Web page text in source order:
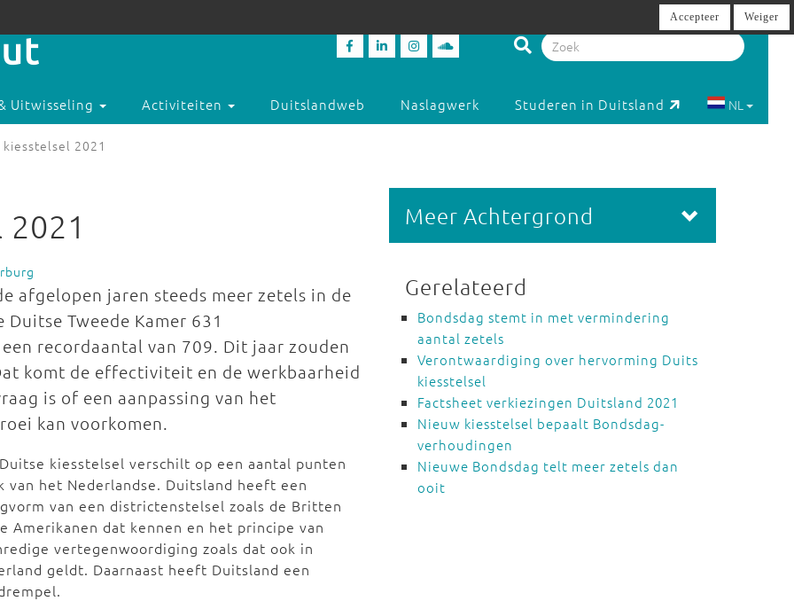
Uitwisseling Activiteiten Duitslandweb Naslagwerk Studeren in Duitsland NL
2021
afgelopen jaren steeds meer zetels in de
Tweede Kamer 631
recordaantal van 709. Dit jaar zouden
komt de effectiviteit en de werkbaarheid
is of een aanpassing van het
kan voorkomen.
kiesstelsel verschilt op een aantal punten
van het Nederlandse. Duitsland heeft een
van een districtenstelsel zoals de Britten
Amerikanen dat kennen en het principe van
vertegenwoordiging zoals dat ook in
geldt. Daarnaast heeft Duitsland een
Meer Achtergrond
Gerelateerd
Bondsdag stemt in met vermindering
aantal zetels
Verontwaardiging over hervorming Duits
kiesstelsel
Factsheet verkiezingen Duitsland 2021
Nieuw kiesstelsel bepaalt Bondsdag-
verhoudingen
Nieuwe Bondsdag telt meer zetels dan
ooit
Accepteer Weiger